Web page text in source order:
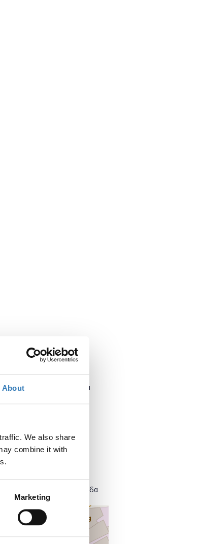
About
We also share
combine it with
Marketing
21 Μαΐου 2018 2:00 μμ
Αθήνα
Τομέας Αθηνών, Ελλάδα